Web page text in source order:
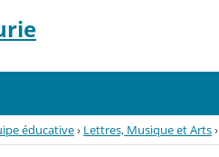
éducative› Lettres, Musique et Arts›